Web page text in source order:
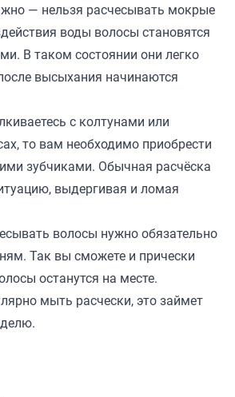
— нельзя расчесывать мокрые
воды волосы становятся
В таком состоянии они легко
высыхания начинаются
с колтунами или
то вам необходимо приобрести
зубчиками. Обычная расчёска
выдергивая и ломая
волосы нужно обязательно
Так вы сможете и прически
останутся на месте.
мыть расчески, это займет